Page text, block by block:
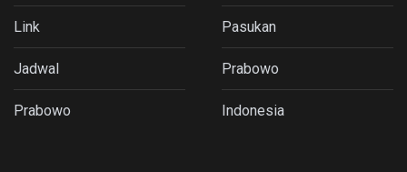
Link
Jadwal
Prabowo
Pasukan
Prabowo
Indonesia